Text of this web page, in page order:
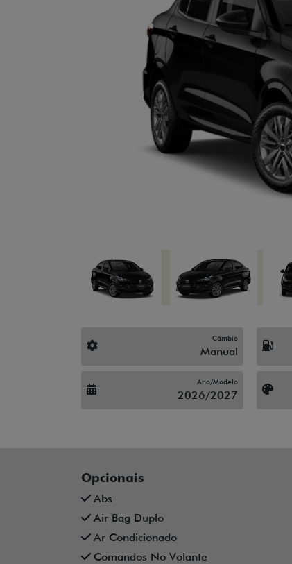
Previous
Câmbio
Manual
Ano/Modelo
2026/2027
Opcionais
Abs
Air Bag Duplo
Ar Condicionado
Comandos No Volante